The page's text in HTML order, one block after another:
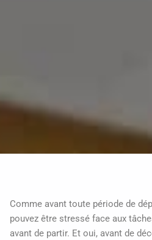
Comme avant toute période de
pouvez être stressé face aux
avant de partir. Et oui, avant de